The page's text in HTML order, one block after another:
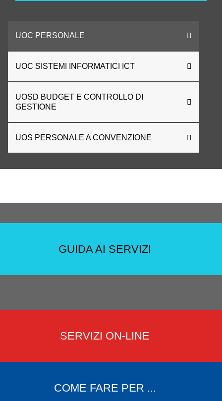
UOC PERSONALE
UOC SISTEMI INFORMATICI ICT
UOSD BUDGET E CONTROLLO DI
GESTIONE
UOS PERSONALE A CONVENZIONE
GUIDA AI SERVIZI
SERVIZI ON-LINE
COME FARE PER ...